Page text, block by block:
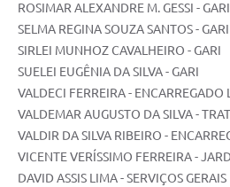
ROSIMAR ALEXANDRE M. GESSI - GARI
SELMA REGINA SOUZA SANTOS - GARI
SIRLEI MUNHOZ CAVALHEIRO - GARI
SUELEI EUGÊNIA DA SILVA - GARI
VALDECI FERREIRA -
VALDEMAR AUGUSTO DA SILVA -
VALDIR DA SILVA RIBEIRO -
VICENTE VERÍSSIMO FERREIRA -
DAVID ASSIS LIMA - SERVIÇOS GERAIS